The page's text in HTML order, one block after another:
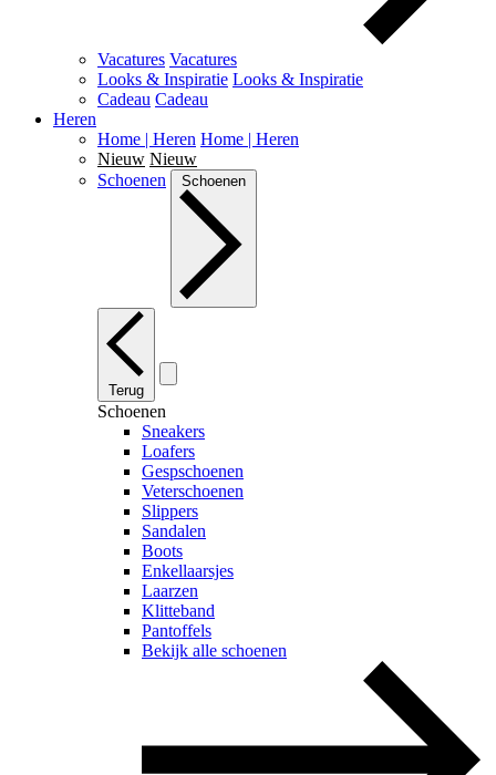
Vacatures Vacatures
Looks & Inspiratie Looks & Inspiratie
Cadeau Cadeau
Heren
Home | Heren Home | Heren
Nieuw Nieuw
Schoenen
Schoenen
Terug
Schoenen
Sneakers
Loafers
Gespschoenen
Veterschoenen
Slippers
Sandalen
Boots
Enkellaarsjes
Laarzen
Klitteband
Pantoffels
Bekijk alle schoenen